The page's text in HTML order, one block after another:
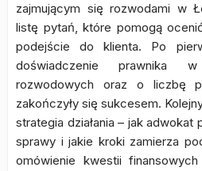
zajmującym się rozwodami w
listę pytań, które pomogą
podejście do klienta. Po
doświadczenie prawnika
rozwodowych oraz o liczbę
zakończyły się sukcesem.
strategia działania – jak adwokat
sprawy i jakie kroki zamierza
omówienie kwestii